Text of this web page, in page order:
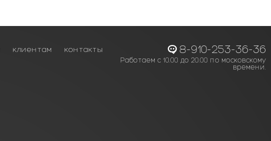
клиентам контакты 8-910-253-36-36
Работаем с 10.00 до 20.00 по московскому
времени.